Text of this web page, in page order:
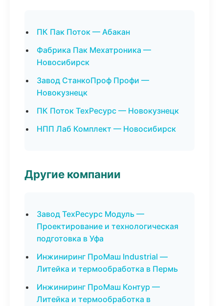
ПК Пак Поток — Абакан
Фабрика Пак Мехатроника —
Новосибирск
Завод СтанкоПроф Профи —
Новокузнецк
ПК Поток ТехРесурс — Новокузнецк
НПП Лаб Комплект — Новосибирск
Другие компании
Завод ТехРесурс Модуль —
Проектирование и технологическая
подготовка в Уфа
Инжиниринг ПроМаш Industrial —
Литейка и термообработка в Пермь
Инжиниринг ПроМаш Контур —
Литейка и термообработка в